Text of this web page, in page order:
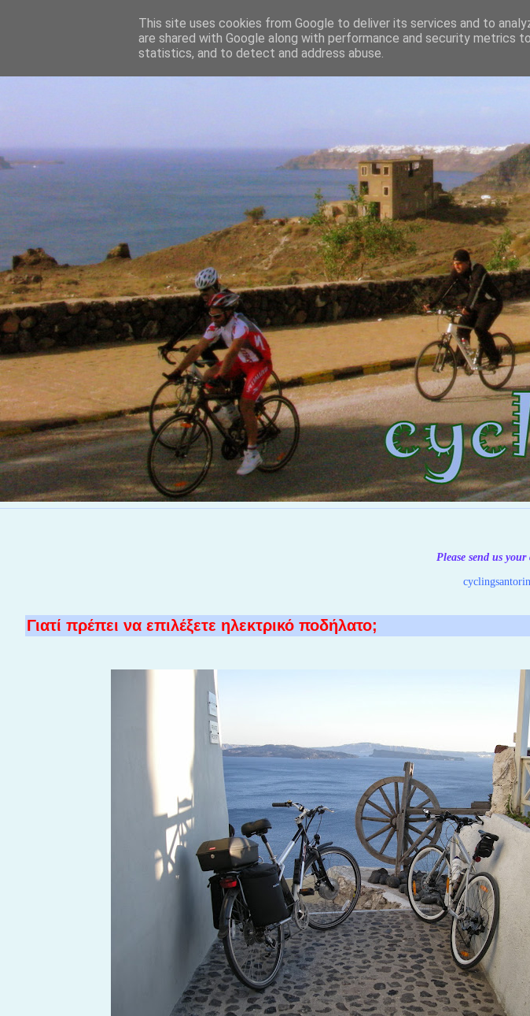
Please send us
Γιατί πρέπει να επιλέξετε ηλεκτρικό ποδήλατο;
This site uses cookies from Google to deliver its services and to
are shared with Google along with performance and security metrics
statistics, and to detect and address abuse.